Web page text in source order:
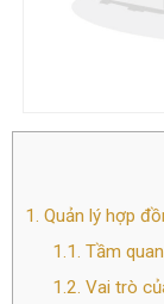
1. Quản lý hợp
1.1. Tầm
1.2. Vai trò